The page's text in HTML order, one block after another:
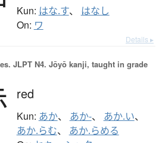
Kun: はな.す、 はなし
On: ワ
Details ▸
JLPT N4. Jōyō kanji, taught in grade
red
Kun: あか、 あか-、 あか.い、
あか.らむ、 あか.らめる